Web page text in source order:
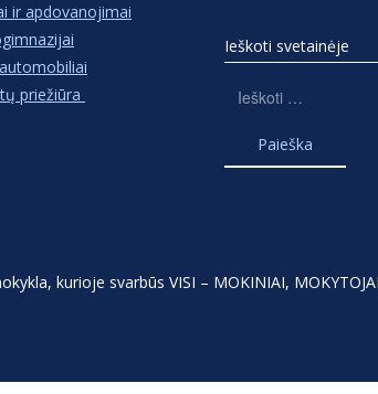
ir apdovanojimai
priežiūra
Ieškoti svetainėje
kurioje svarbūs VISI – MOKINIAI,